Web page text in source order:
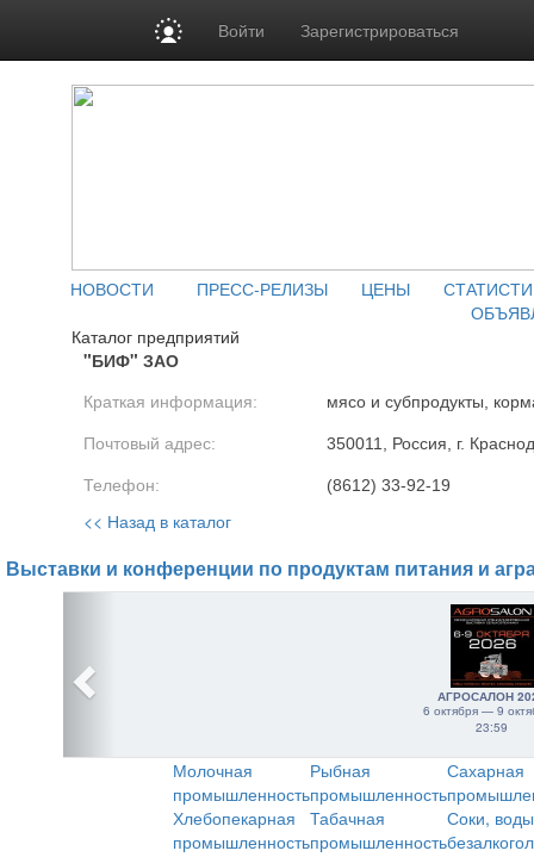
Войти Зарегистрироваться
НОВОСТИ ПРЕСС-РЕЛИЗЫ ЦЕНЫ
Каталог предприятий
"БИФ" ЗАО
Краткая информация: мясо и субпродукты,
Почтовый адрес: 350011, Россия, г.
Телефон: (8612) 33-92-19
<< Назад в каталог
Выставки и конференции по продуктам питания и
АГРОСАЛОН
6 октября — 9
23:59
Молочная
промышленность
Рыбная
промышленность
Сахарная
Хлебопекарная
промышленность
Табачная
промышленность
Соки,